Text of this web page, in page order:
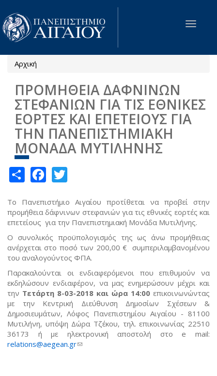
Παράκαμψη προς το κυρίως περιεχόμενο
Toggle
Είστε εδώ
Αρχική
ΠΡΟΜΗΘΕΙΑ ΔΑΦΝΙΝΩΝ
ΣΤΕΦΑΝΙΩΝ ΓΙΑ ΤΙΣ ΕΘΝΙΚΕΣ
ΕΟΡΤΕΣ ΚΑΙ ΕΠΕΤΕΙΟΥΣ ΓΙΑ
ΤΗΝ ΠΑΝΕΠΙΣΤΗΜΙΑΚΗ
ΜΟΝΑΔΑ ΜΥΤΙΛΗΝΗΣ
ShareFacebook
Το Πανεπιστήμιο Αιγαίου προτίθεται να προβεί στην
προμήθεια δάφνινων στεφανιών για τις εθνικές εορτές και
επετείους για την Πανεπιστημιακή Μονάδα Μυτιλήνης.
Ο συνολικός προϋπολογισμός της ως άνω προμήθειας
ανέρχεται στο ποσό των 200,00 € συμπεριλαμβανομένου
του αναλογούντος ΦΠΑ.
Παρακαλούνται οι ενδιαφερόμενοι που επιθυμούν να
εκδηλώσουν ενδιαφέρον, να μας ενημερώσουν μέχρι και
την Τετάρτη 8-03-2018 και ώρα 14:00 επικοινωνώντας
με την Κεντρική Διεύθυνση Δημοσίων Σχέσεων &
Δημοσιευμάτων, Λόφος Πανεπιστημίου Αιγαίου - 81100
Μυτιλήνη, υπόψη Δώρα Τζέκου, τηλ. επικοινωνίας 22510
36173 ή με ηλεκτρονική αποστολή στο e mail:
relations@aegean.gr(link sends e-mail)